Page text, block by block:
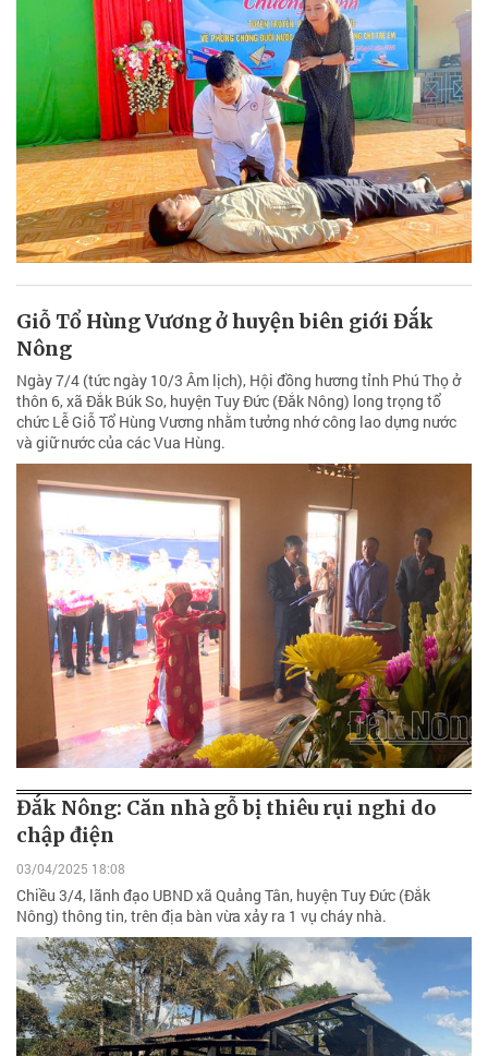
Giỗ Tổ Hùng Vương ở huyện biên giới Đắk
Nông
Ngày 7/4 (tức ngày 10/3 Âm lịch), Hội đồng hương tỉnh Phú Thọ ở
thôn 6, xã Đắk Búk So, huyện Tuy Đức (Đắk Nông) long trọng tổ
chức Lễ Giỗ Tổ Hùng Vương nhằm tưởng nhớ công lao dựng nước
và giữ nước của các Vua Hùng.
Đắk Nông: Căn nhà gỗ bị thiêu rụi nghi do
chập điện
03/04/2025 18:08
Chiều 3/4, lãnh đạo UBND xã Quảng Tân, huyện Tuy Đức (Đắk
Nông) thông tin, trên địa bàn vừa xảy ra 1 vụ cháy nhà.